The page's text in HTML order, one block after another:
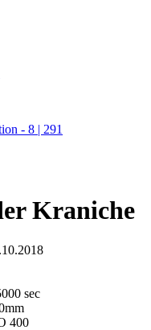
- 8 | 291
Kraniche
sec
400